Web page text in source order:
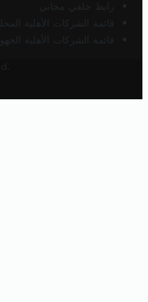
رابط خلفي مجاني
قائمة الشركات الأهلية
قائمة الشركات الأهلية